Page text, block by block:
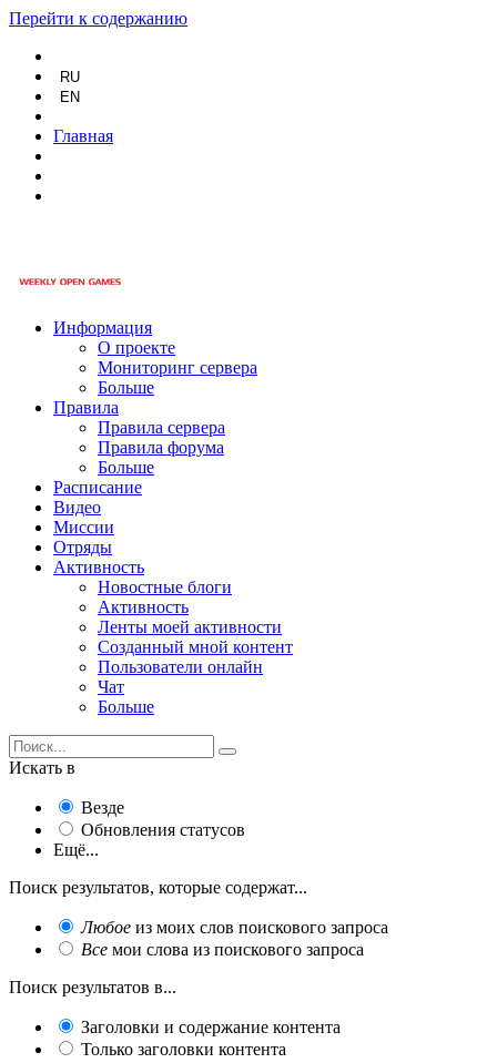
Перейти к содержанию
RU
EN
Главная
Информация
О проекте
Мониторинг сервера
Больше
Правила
Правила сервера
Правила форума
Больше
Расписание
Видео
Миссии
Отряды
Активность
Новостные блоги
Активность
Ленты моей активности
Созданный мной контент
Пользователи онлайн
Чат
Больше
Искать в
Везде
Обновления статусов
Ещё...
Поиск результатов, которые содержат...
Любое из моих слов поискового запроса
Все мои слова из поискового запроса
Поиск результатов в...
Заголовки и содержание контента
Только заголовки контента